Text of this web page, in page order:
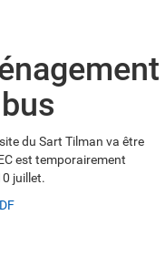
du Sart Tilman va être
est temporairement
juillet.